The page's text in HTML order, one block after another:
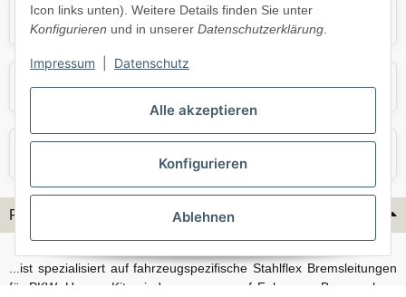
Alle akzeptieren
Konfigurieren
Ablehnen
Icon links unten). Weitere Details finden Sie unter
Konfigurieren und in unserer Datenschutzerklärung.
Impressum Datenschutz
Opel Porsche
Skoda Smart
Flex-Hydraulik...
...ist spezialisiert auf fahrzeugspezifische Stahlflex Bremsleitungen
für PKW. Unsere Kits sind passgenau auf Fahrzeug, Bremsanlage